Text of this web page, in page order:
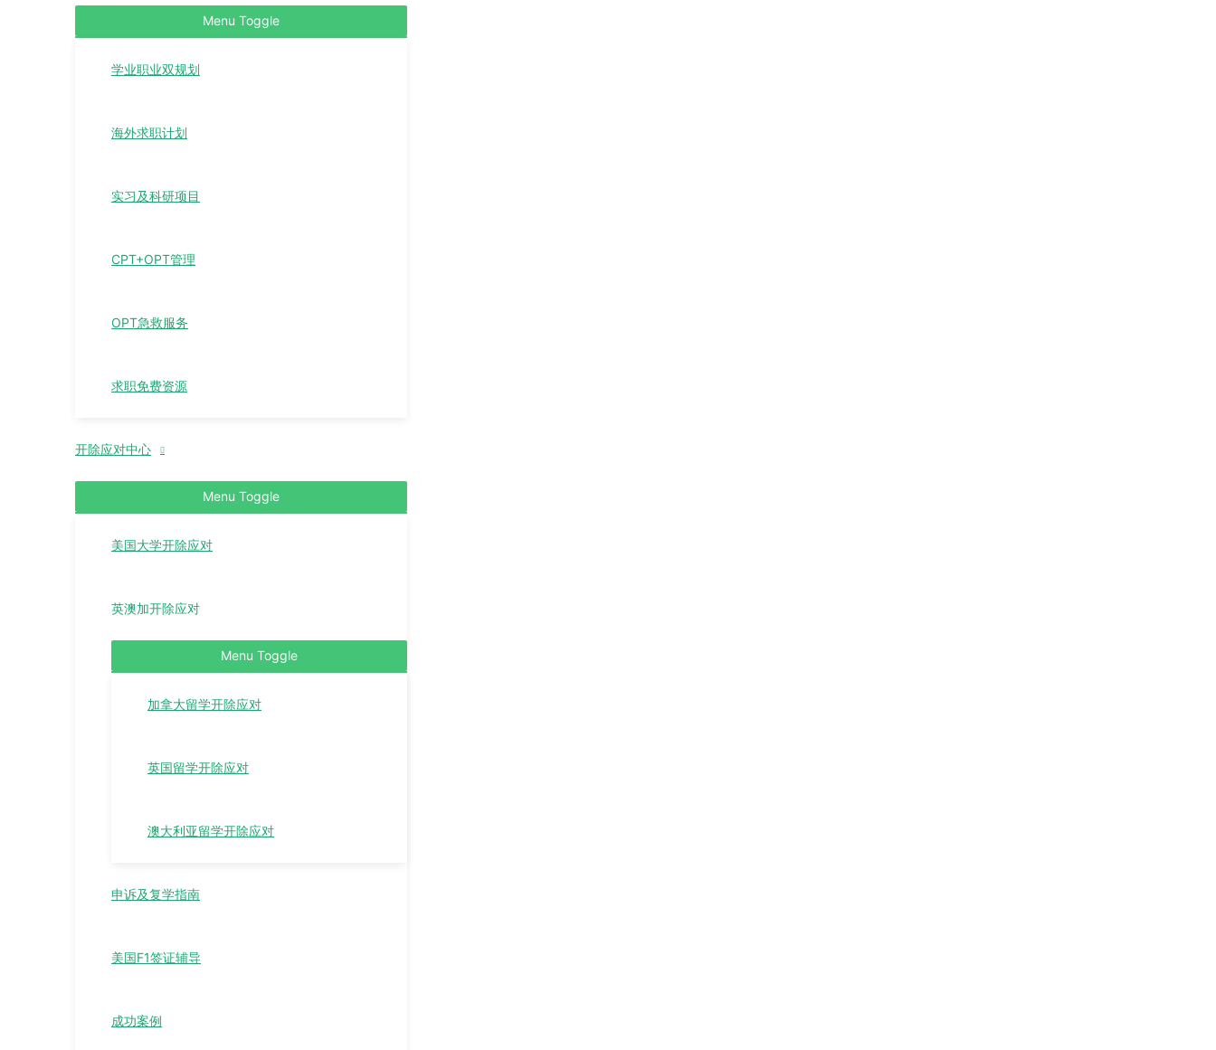
Menu Toggle
学业职业双规划
海外求职计划
实习及科研项目
CPT+OPT管理
OPT急救服务
求职免费资源
开除应对中心
Menu Toggle
美国大学开除应对
英澳加开除应对
Menu Toggle
加拿大留学开除应对
英国留学开除应对
澳大利亚留学开除应对
申诉及复学指南
美国F1签证辅导
成功案例